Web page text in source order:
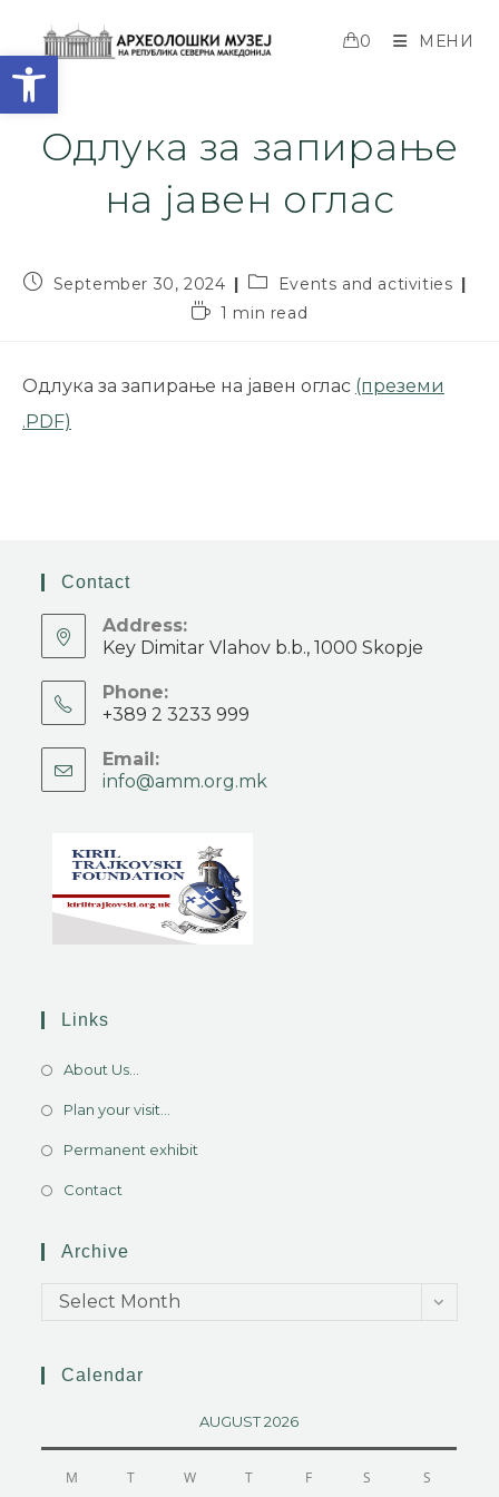
Open toolbar
0 МЕНИ
Одлука за запирање
на јавен оглас
September 30, 2024
Events and activities
1 min read
Одлука за запирање на јавен оглас (преземи
.PDF)
Contact
Address:
Key Dimitar Vlahov b.b., 1000 Skopje
Phone:
+389 2 3233 999
Email:
info@amm.org.mk
Links
About Us...
Plan your visit...
Permanent exhibit
Contact
Archive
Select Month
Calendar
AUGUST 2026
M T W T F S S